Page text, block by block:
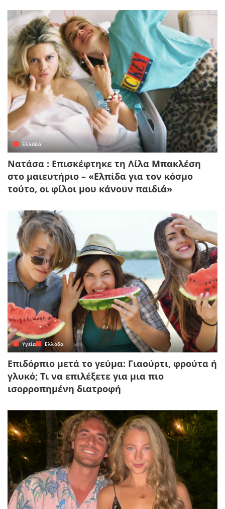
Ελλάδα
Νατάσα : Επισκέφτηκε τη Λίλα Μπακλέση
στο μαιευτήριο – «Ελπίδα για τον κόσμο
τούτο, οι φίλοι μου κάνουν παιδιά»
Yγεία Ελλάδα
Επιδόρπιο μετά το γεύμα: Γιαούρτι, φρούτα ή
γλυκό; Τι να επιλέξετε για μια πιο
ισορροπημένη διατροφή